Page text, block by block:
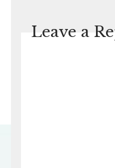
Leave a